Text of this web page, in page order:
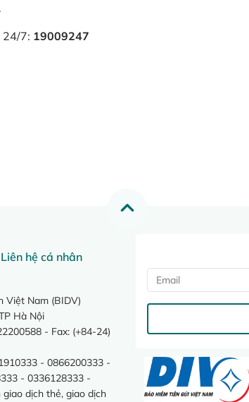
.
24/7: 19009247
Liên hệ cá nhân
Việt Nam (BIDV)
Hà Nội
- Fax: (+84-24)
- 0866200333 -
- 0336128333 -
dịch thẻ, giao dịch